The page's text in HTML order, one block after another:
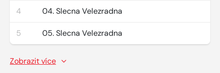
4 04. Slecna Velezradna
5 05. Slecna Velezradna
Zobrazit více